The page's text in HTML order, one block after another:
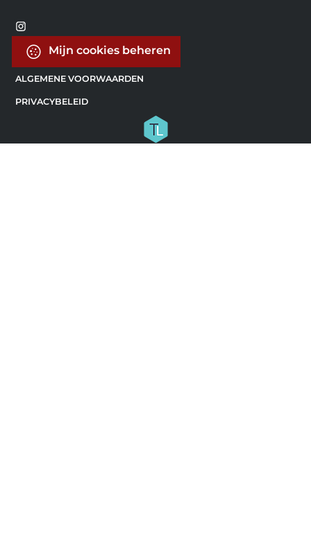
Mijn cookies beheren
ALGEMENE VOORWAARDEN
PRIVACYBELEID